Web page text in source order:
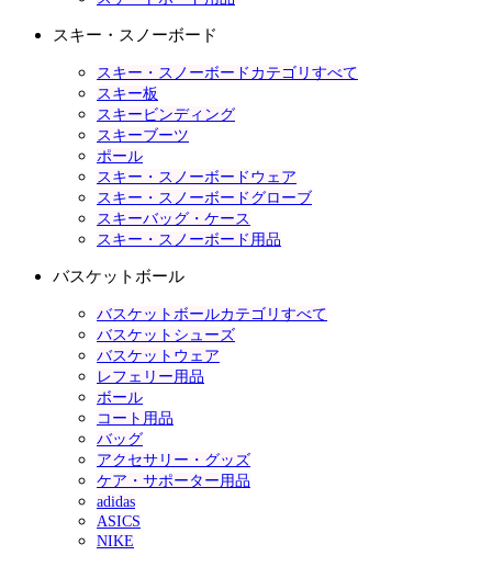
スキー・スノーボード
スキー・スノーボードカテゴリすべて
スキー板
スキービンディング
スキーブーツ
ポール
スキー・スノーボードウェア
スキー・スノーボードグローブ
スキーバッグ・ケース
スキー・スノーボード用品
バスケットボール
バスケットボールカテゴリすべて
バスケットシューズ
バスケットウェア
レフェリー用品
ボール
コート用品
バッグ
アクセサリー・グッズ
ケア・サポーター用品
adidas
ASICS
NIKE